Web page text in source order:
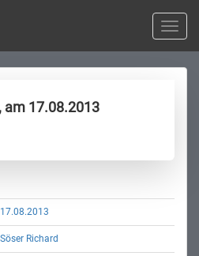
Toggle
am 17.08.2013
17.08.2013
Söser Richard